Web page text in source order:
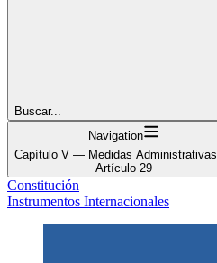
Buscar...
Navigation
Capítulo V — Medidas Administrativas
Artículo 29
Constitución
Instrumentos Internacionales